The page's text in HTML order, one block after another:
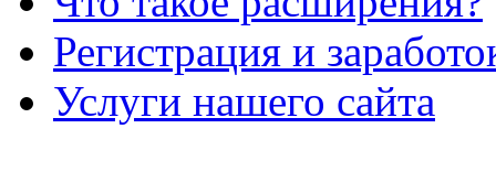
Регистрация и
Услуги нашего сайта